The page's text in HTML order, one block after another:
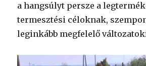
a hangsúlyt persze a
termesztési céloknak,
leginkább megfelelő